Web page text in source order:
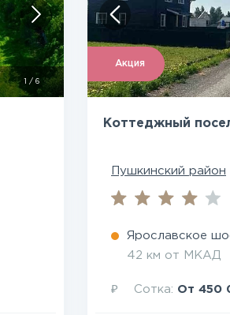
/ 6
Акция
Коттеджный
Пушкинский район
Ярославское
42 км от МКАД
₽ Сотка: От 450